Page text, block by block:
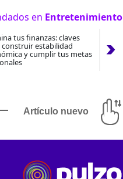
en Entretenimiento
tus finanzas: claves
construir estabilidad
y cumplir tus metas
Artículo nuevo